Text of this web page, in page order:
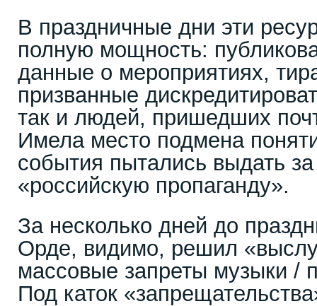
В праздничные дни эти
полную мощность:
данные о мероприятиях,
призванные
так и людей, пришедших
Имела место подмена
события пытались выдать
«российскую пропаганду».
За несколько дней до
Орде, видимо, решил
массовые запреты музыки /
Под каток